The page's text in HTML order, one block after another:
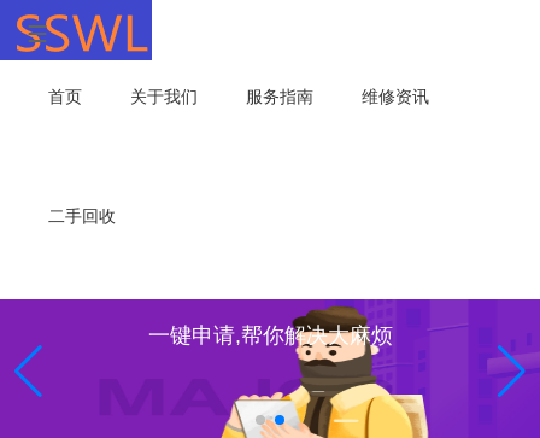
首页 关于我们 服务指南 维修资讯
二手回收
一键申请,帮你解决大麻烦